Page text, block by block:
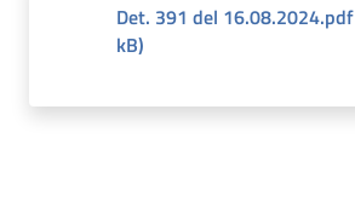
Det. 391 del 16.08.2024.pdf
kB)